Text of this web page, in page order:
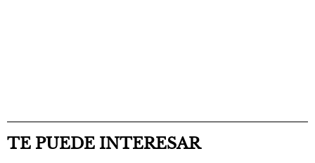
TE PUEDE INTERESAR